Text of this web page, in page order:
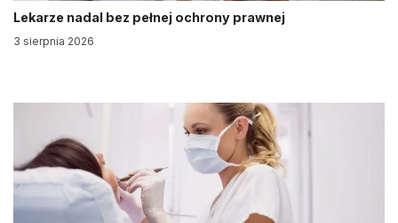
Lekarze nadal bez pełnej ochrony prawnej
3 sierpnia 2026